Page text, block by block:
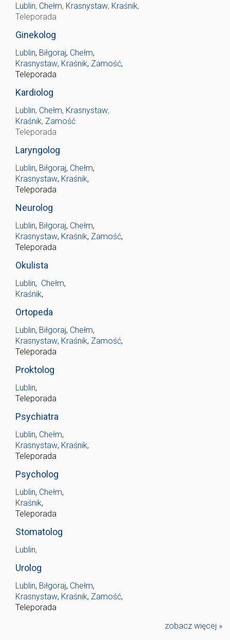
Lublin, Chełm, Krasnystaw, Kraśnik,
Teleporada
Ginekolog
Lublin, Biłgoraj, Chełm,
Krasnystaw, Kraśnik, Zamość,
Teleporada
Kardiolog
Lublin, Chełm, Krasnystaw,
Kraśnik, Zamość
Teleporada
Laryngolog
Lublin, Biłgoraj, Chełm,
Krasnystaw, Kraśnik,
Teleporada
Neurolog
Lublin, Biłgoraj, Chełm,
Krasnystaw, Kraśnik, Zamość,
Teleporada
Okulista
Lublin, Chełm,
Kraśnik,
Ortopeda
Lublin, Biłgoraj, Chełm,
Krasnystaw, Kraśnik, Zamość,
Teleporada
Proktolog
Lublin,
Teleporada
Psychiatra
Lublin, Chełm,
Krasnystaw, Kraśnik,
Teleporada
Psycholog
Lublin, Chełm,
Kraśnik,
Teleporada
Stomatolog
Lublin,
Urolog
Lublin, Biłgoraj, Chełm,
Krasnystaw, Kraśnik, Zamość,
Teleporada
zobacz więcej »